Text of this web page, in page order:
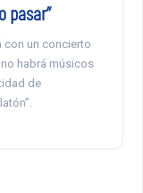
pasar”
con un concierto
habrá músicos
de